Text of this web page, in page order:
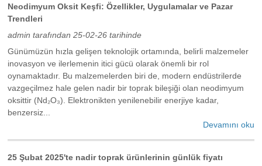
Neodimyum Oksit Keşfi: Özellikler, Uygulamalar ve Pazar
Trendleri
admin tarafından 25-02-26 tarihinde
Günümüzün hızla gelişen teknolojik ortamında, belirli malzemeler
inovasyon ve ilerlemenin itici gücü olarak önemli bir rol
oynamaktadır. Bu malzemelerden biri de, modern endüstrilerde
vazgeçilmez hale gelen nadir bir toprak bileşiği olan neodimyum
oksittir (Nd₂O₃). Elektronikten yenilenebilir enerjiye kadar,
benzersiz...
Devamını oku
25 Şubat 2025'te nadir toprak ürünlerinin günlük fiyatı